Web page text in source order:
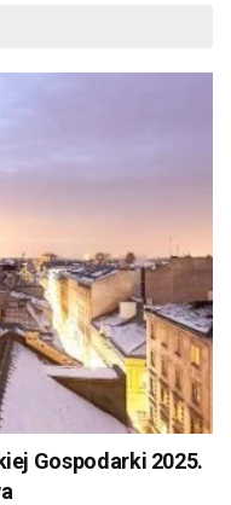
Gospodarki 2025.